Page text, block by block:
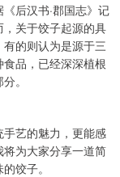
后汉书·郡国志》记
关于饺子起源的具
的则认为是源于三
品，已经深深植根
。
艺的魅力，更能感
为大家分享一道简
饺子。